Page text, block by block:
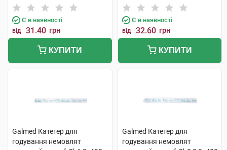
Метіріалс
Є в наявності
від 31.40 грн
КУПИТИ
Є в наявності
від 32.60 грн
КУПИТИ
Galmed Катетер для
годування немовлят
Galmed Катетер для
годування немовлят